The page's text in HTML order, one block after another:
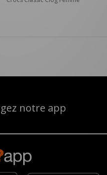
notre app